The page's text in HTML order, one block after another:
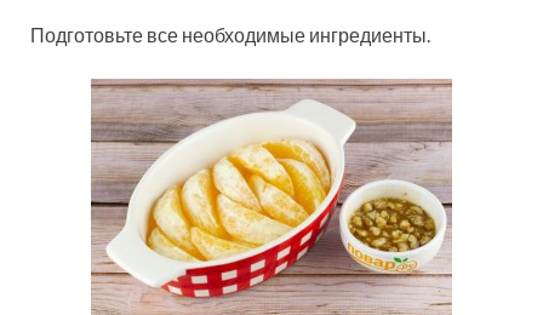
Подготовьте все необходимые ингредиенты.